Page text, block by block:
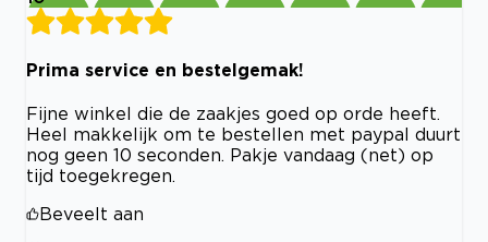
Prima service en bestelgemak!
Fijne winkel die de zaakjes goed op orde heeft.
Heel makkelijk om te bestellen met paypal duurt
nog geen 10 seconden. Pakje vandaag (net) op
tijd toegekregen.
Beveelt aan